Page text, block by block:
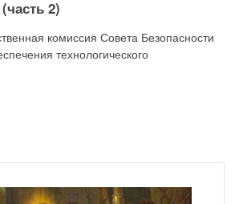
2)
комиссия Совета Безопасности
технологического